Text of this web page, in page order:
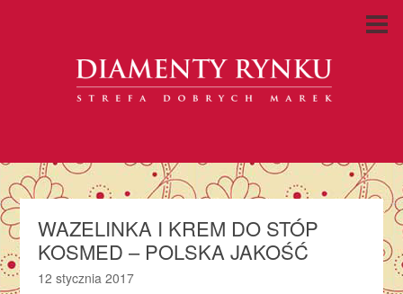
WAZELINKA I KREM DO STÓP
KOSMED – POLSKA JAKOŚĆ
12 stycznia 2017